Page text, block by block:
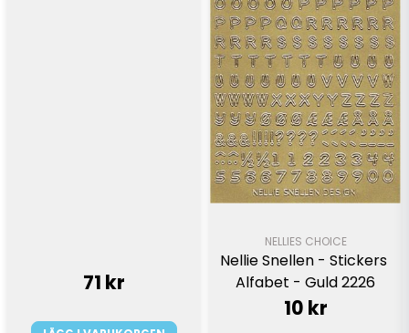
71 kr
NELLIES CHOICE
Nellie Snellen - Stickers
Alfabet - Guld 2226
10 kr